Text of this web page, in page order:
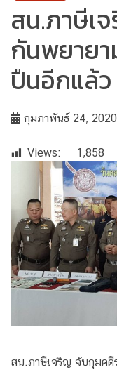
สน.ภาษีเ
กันพยาย
ปืนอีกแล้ว
กุมภาพันธ์ 24, 2020
Views: 1,858
สน.ภาษีเจริญ จับกุมคดี